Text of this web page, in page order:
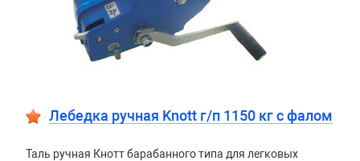
Лебедка ручная Knott г/п 1150 кг c фалом
Таль ручная Кнотт барабанного типа для легковых